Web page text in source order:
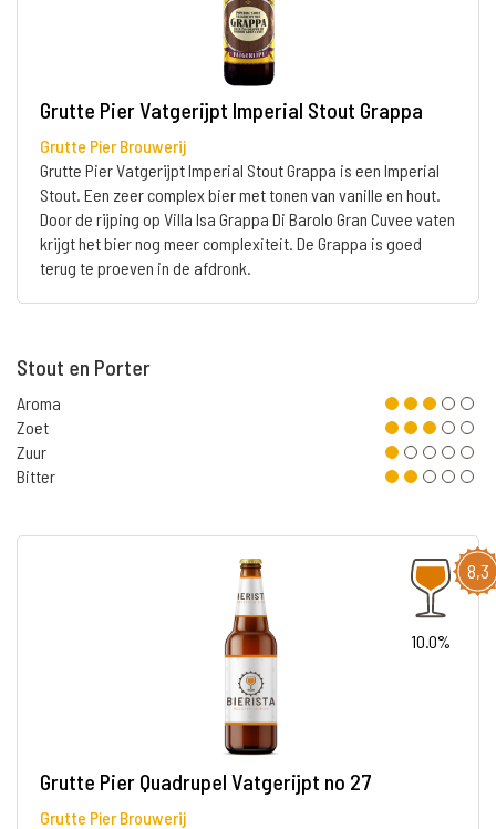
Grutte Pier Vatgerijpt Imperial Stout Grappa
Grutte Pier Brouwerij
Grutte Pier Vatgerijpt Imperial Stout Grappa is een Imperial
Stout. Een zeer complex bier met tonen van vanille en hout.
Door de rijping op Villa Isa Grappa Di Barolo Gran Cuvee vaten
krijgt het bier nog meer complexiteit. De Grappa is goed
terug te proeven in de afdronk.
Stout en Porter
Aroma
Zoet
Zuur
Bitter
8,3
10.0%
Grutte Pier Quadrupel Vatgerijpt no 27
Grutte Pier Brouwerij